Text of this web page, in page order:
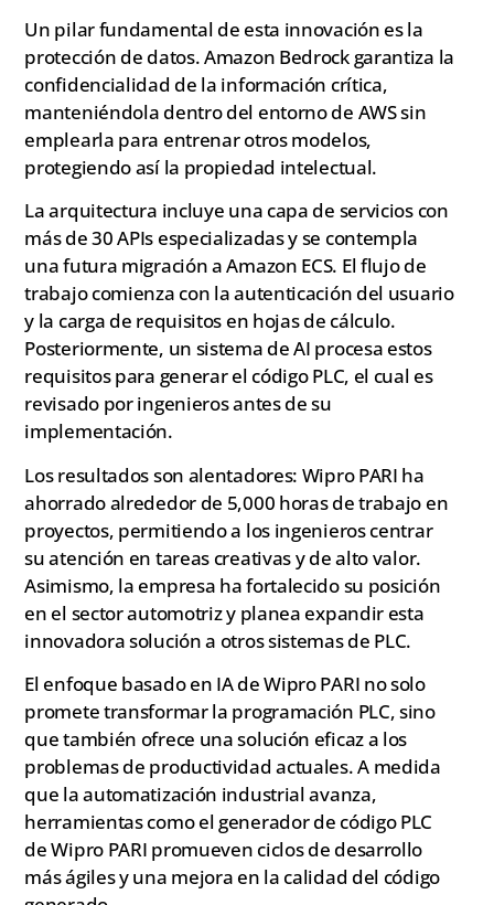
Un pilar fundamental de esta innovación es la
protección de datos. Amazon Bedrock garantiza la
confidencialidad de la información crítica,
manteniéndola dentro del entorno de AWS sin
emplearla para entrenar otros modelos,
protegiendo así la propiedad intelectual.
La arquitectura incluye una capa de servicios con
más de 30 APIs especializadas y se contempla
una futura migración a Amazon ECS. El flujo de
trabajo comienza con la autenticación del usuario
y la carga de requisitos en hojas de cálculo.
Posteriormente, un sistema de AI procesa estos
requisitos para generar el código PLC, el cual es
revisado por ingenieros antes de su
implementación.
Los resultados son alentadores: Wipro PARI ha
ahorrado alrededor de 5,000 horas de trabajo en
proyectos, permitiendo a los ingenieros centrar
su atención en tareas creativas y de alto valor.
Asimismo, la empresa ha fortalecido su posición
en el sector automotriz y planea expandir esta
innovadora solución a otros sistemas de PLC.
El enfoque basado en IA de Wipro PARI no solo
promete transformar la programación PLC, sino
que también ofrece una solución eficaz a los
problemas de productividad actuales. A medida
que la automatización industrial avanza,
herramientas como el generador de código PLC
de Wipro PARI promueven ciclos de desarrollo
más ágiles y una mejora en la calidad del código